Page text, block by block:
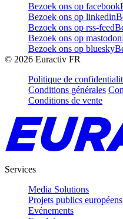
Bezoek ons op facebook
Bezoek ons op linkedin
Bezoek ons op rss-feed
Bezoek ons op mastodon
Bezoek ons op bluesky
© 2026 Euractiv FR
Politique de
Conditions générales
Conditions de vente
Services
Media Solutions
Projets publics européens
Evénements